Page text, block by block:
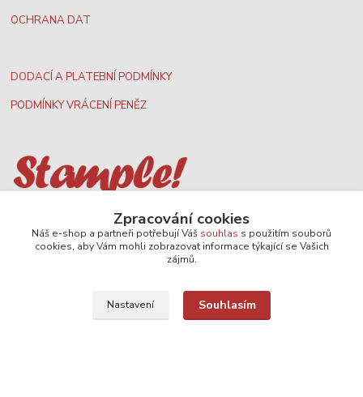
OCHRANA DAT
DODACÍ A PLATEBNÍ PODMÍNKY
PODMÍNKY VRÁCENÍ PENĚZ
Zpracování cookies
Náš e-shop a partneři potřebují Váš souhlas s použitím souborů
cookies, aby Vám mohli zobrazovat informace týkající se Vašich
zájmů.
Nastavení Souhlasím